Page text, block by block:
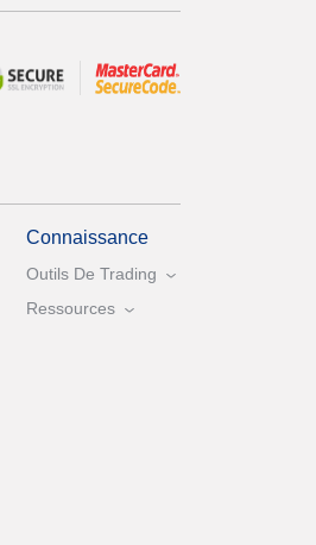
Connaissance
Outils De Trading
Ressources